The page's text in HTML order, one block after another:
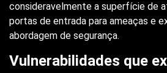
consideravelmente a superfície de
portas de entrada para ameaças e
abordagem de segurança.
Vulnerabilidades que